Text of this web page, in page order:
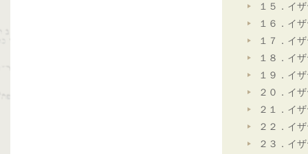
１５．イ
１６．イ
１７．イ
１８．イ
１９．イ
２０．イ
２１．イ
２２．イ
２３．イ